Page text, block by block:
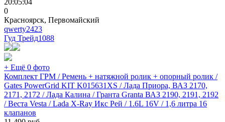
20:05:04
0
Красноярск, Первомайский
qwerty2423
Гуд Трейд1088
+ Ещё 0 фото
Комплект ГРМ / Ремень + натяжной ролик + опорный ролик /
Gates PowerGrid KIT K015631XS / Лада Приора, ВАЗ 2170,
2171, 2172 / Лада Калина / Гранта Granta ВАЗ 2190, 2191, 2192
/ Веста Vesta / Lada X-Ray Икс Рей / 1.6L 16V / 1,6 литра 16
клапанов